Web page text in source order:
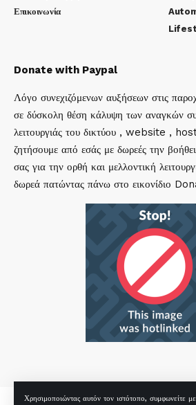
Χρησιμοποιώντας αυτόν τον ιστότοπο, συμφωνείτε με
Επικοινωνία
Donate with Paypal
Λόγο συνεχιζόμενων αυξήσεων στις
σε δύσκολη θέση κάλυψη των αναγκών
λειτουργιάς του δικτύου , website ,
ζητήσουμε από εσάς με δωρεές την
σας για την ορθή και μελλοντική
δωρεά πατώντας πάνω στο εικονίδιο